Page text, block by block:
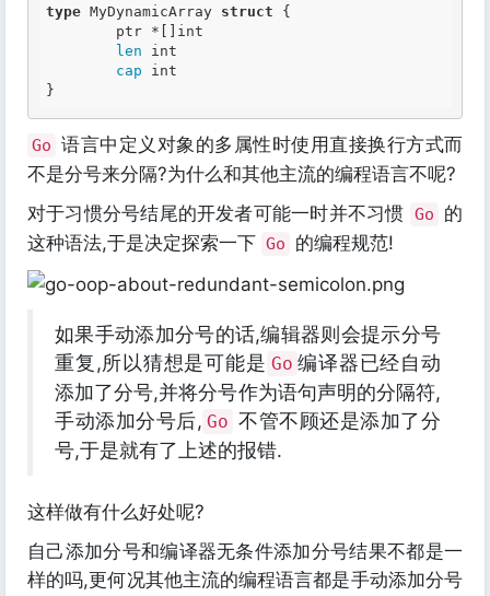
type MyDynamicArray struct {
	ptr *[]
int
len
int
cap
int
Go 语言中定义对象的多属性时使用直接换行方式而
不是分号来分隔?为什么和其他主流的编程语言不呢?
对于习惯分号结尾的开发者可能一时并不习惯 Go
的
这种语法,于是决定探索一下 Go 的编程规范!
如果手动添加分号的话,编辑器则会提示分号
重复,所以猜想是可能是 Go 编译器已经自动
添加了分号,并将分号作为语句声明的分隔符,
手动添加分号后, Go 不管不顾还是添加了分
号,于是就有了上述的报错.
这样做有什么好处呢?
自己添加分号和编译器无条件添加分号结果不都是一
样的吗,更何况其他主流的编程语言都是手动添加分号